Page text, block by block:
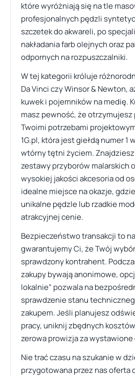
które wyróżniają się na tle
profesjonalnych pędzli
szczetek do akwareli, po
nakładania farb olejnych oraz
odpornych na rozpuszczalniki.
W tej kategorii króluje
Da Vinci czy Winsor & Newton,
kuwek i pojemników na medię.
masz pewność, że
Twoimi potrzebami
1G.pl, która jest giełdą numer 1
wtórny tętni życiem.
zestawy przyborów malarskich
wysokiej jakości akcesoria od
idealne miejsce na okazje,
unikalne pędzle lub rzadkie
atrakcyjnej cenie.
Bezpieczeństwo transakcji to
gwarantujemy Ci, że Twój
sprawdzony kontrahent.
zakupy bywają anonimowe,
lokalnie” pozwala na
sprawdzenie stanu
zakupem. Jeśli planujesz
pracy, uniknij zbędnych
zerowa prowizja za wystawione
Nie trać czasu na szukanie w
przygotowana przez nas oferta